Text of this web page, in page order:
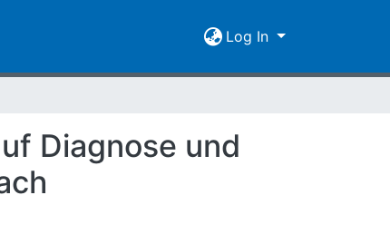
Log In
Diagnose und